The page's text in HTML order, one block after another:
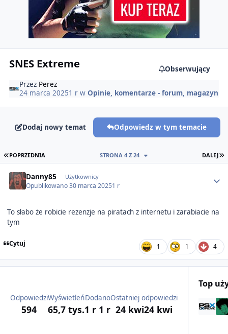
SNES Extreme
Obserwujący
Przez Perez
24 marca 20251 r w Opinie, komentarze - forum, magazyn
Dodaj nowy temat Odpowiedz w tym temacie
PIERWSZA STRONA
POPRZEDNIA DALEJ
STRONA 4 Z 24
Danny85 Użytkownicy
Opublikowano30 marca 20251 r
To słabo że robicie rezenzje na piratach z internetu i zarabiacie na
tym
Cytuj 1 1 4
Odpowiedzi
594
Wyświetleń
65,7 tys.
Dodano
1 r 1 r
Ostatniej odpowiedzi
24 kwi24 kwi
Top